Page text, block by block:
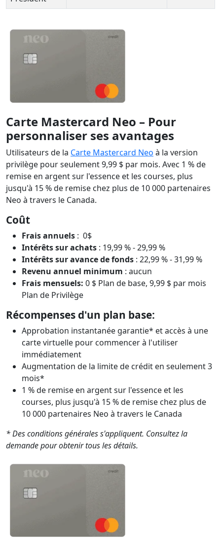
Carte Mastercard Neo – Pour
personnaliser ses avantages
Utilisateurs de la Carte Mastercard Neo à la version
privilège pour seulement 9,99 $ par mois. Avec 1 % de
remise en argent sur l'essence et les courses, plus
jusqu'à 15 % de remise chez plus de 10 000 partenaires
Neo à travers le Canada.
Coût
Frais annuels : 0$
Intérêts sur achats : 19,99 % - 29,99 %
Intérêts sur avance de fonds : 22,99 % - 31,99 %
Revenu annuel minimum : aucun
Frais mensuels: 0 $ Plan de base, 9,99 $ par mois
Plan de Privilège
Récompenses d'un plan base:
Approbation instantanée garantie* et accès à une
carte virtuelle pour commencer à l'utiliser
immédiatement
Augmentation de la limite de crédit en seulement 3
mois*
1 % de remise en argent sur l'essence et les
courses, plus jusqu'à 15 % de remise chez plus de
10 000 partenaires Neo à travers le Canada
* Des conditions générales s'appliquent. Consultez la
demande pour obtenir tous les détails.